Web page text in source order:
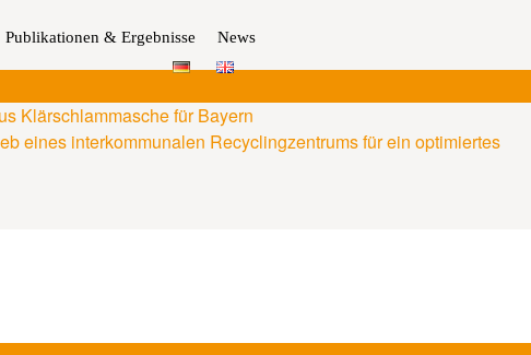
Publikationen & Ergebnisse News
Klärschlammasche für Bayern
eines interkommunalen Recyclingzentrums für ein optimiertes